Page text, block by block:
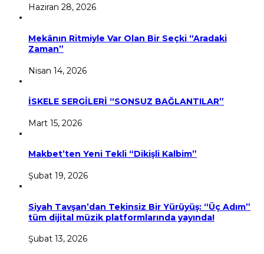
Haziran 28, 2026
Mekânın Ritmiyle Var Olan Bir Seçki “Aradaki
Zaman”
Nisan 14, 2026
İSKELE SERGİLERİ “SONSUZ BAĞLANTILAR”
Mart 15, 2026
Makbet’ten Yeni Tekli “Dikişli Kalbim”
Şubat 19, 2026
Siyah Tavşan’dan Tekinsiz Bir Yürüyüş: “Üç Adım”
tüm dijital müzik platformlarında yayında!
Şubat 13, 2026